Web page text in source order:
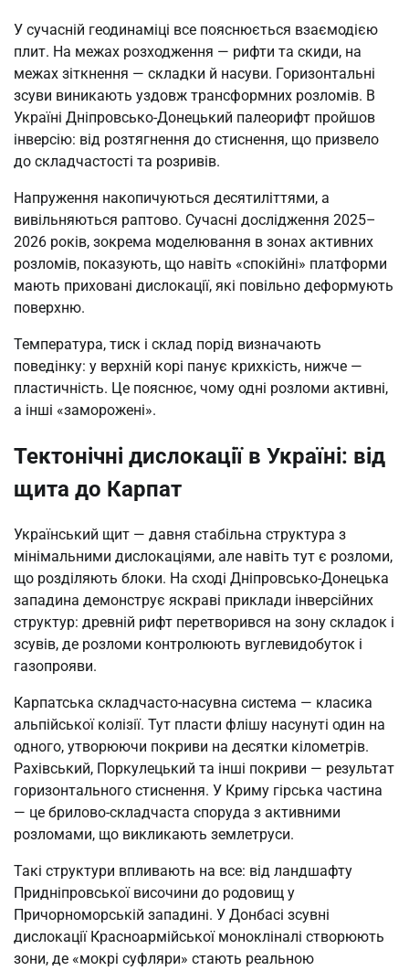
У сучасній геодинаміці все пояснюється взаємодією
плит. На межах розходження — рифти та скиди, на
межах зіткнення — складки й насуви. Горизонтальні
зсуви виникають уздовж трансформних розломів. В
Україні Дніпровсько-Донецький палеорифт пройшов
інверсію: від розтягнення до стиснення, що призвело
до складчастості та розривів.
Напруження накопичуються десятиліттями, а
вивільняються раптово. Сучасні дослідження 2025–
2026 років, зокрема моделювання в зонах активних
розломів, показують, що навіть «спокійні» платформи
мають приховані дислокації, які повільно деформують
поверхню.
Температура, тиск і склад порід визначають
поведінку: у верхній корі панує крихкість, нижче —
пластичність. Це пояснює, чому одні розломи активні,
а інші «заморожені».
Тектонічні дислокації в Україні: від
щита до Карпат
Український щит — давня стабільна структура з
мінімальними дислокаціями, але навіть тут є розломи,
що розділяють блоки. На сході Дніпровсько-Донецька
западина демонструє яскраві приклади інверсійних
структур: древній рифт перетворився на зону складок і
зсувів, де розломи контролюють вуглевидобуток і
газопрояви.
Карпатська складчасто-насувна система — класика
альпійської колізії. Тут пласти флішу насунуті один на
одного, утворюючи покриви на десятки кілометрів.
Рахівський, Поркулецький та інші покриви — результат
горизонтального стиснення. У Криму гірська частина
— це брилово-складчаста споруда з активними
розломами, що викликають землетруси.
Такі структури впливають на все: від ландшафту
Придніпровської височини до родовищ у
Причорноморській западині. У Донбасі зсувні
дислокації Красноармійської монокліналі створюють
зони, де «мокрі суфляри» стають реальною